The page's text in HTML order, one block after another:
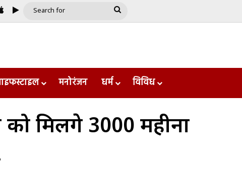
AppleGoogle Play
Search
मनोरंजन धर्म विविध
मिलेंगे ₹3000 महीना